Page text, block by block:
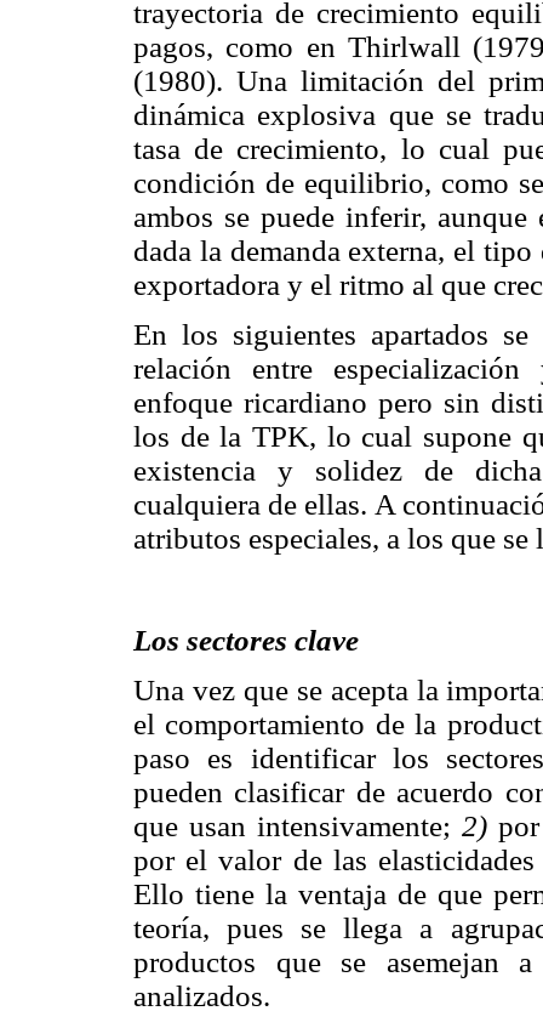
trayectoria de crecimiento
pagos, como en Thirlwall
(1980). Una limitación del
dinámica explosiva que se
tasa de crecimiento, lo cual
condición de equilibrio, como
ambos se puede inferir,
dada la demanda externa, el
exportadora y el ritmo al que
En los siguientes apartados
relación entre
enfoque ricardiano pero sin
los de la TPK, lo cual supone
existencia y solidez de
cualquiera de ellas. A
atributos especiales, a los que
Los sectores clave
Una vez que se acepta la
el comportamiento de la
paso es identificar los
pueden clasificar de acuerdo
que usan intensivamente; 2)
por el valor de las
Ello tiene la ventaja de que
teoría, pues se llega a
productos que se asemejan
analizados.